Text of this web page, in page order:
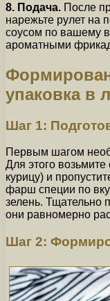
8. Подача. После
нарежьте рулет на
соусом по вашему
ароматными
упаковка в
Шаг 1:
Первым шагом
Для этого
курицу) и
фарш специи по
зелень. Тщательно
они равномерно
Шаг 2: